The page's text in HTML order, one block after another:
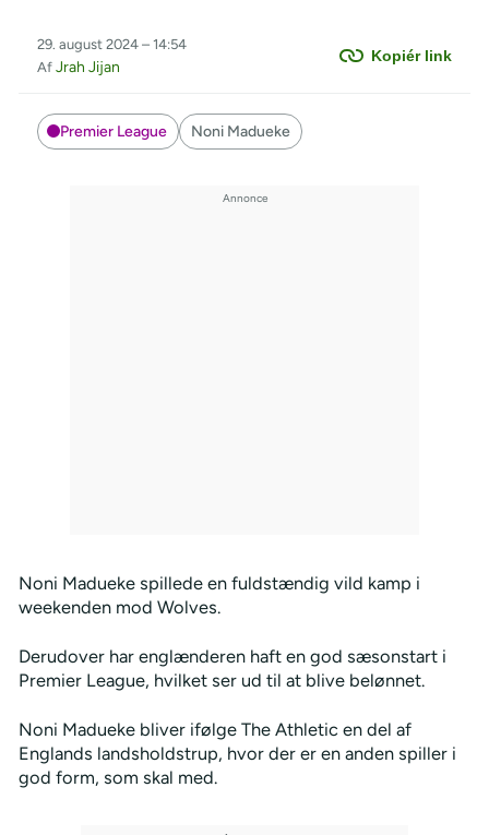
Kopiér link
29. august 2024 – 14:54
Af Jrah Jijan
Premier League Noni Madueke
Noni Madueke spillede en fuldstændig vild kamp i
weekenden mod Wolves.
Derudover har englænderen haft en god sæsonstart i
Premier League, hvilket ser ud til at blive belønnet.
Noni Madueke bliver ifølge The Athletic en del af
Englands landsholdstrup, hvor der er en anden spiller i
god form, som skal med.